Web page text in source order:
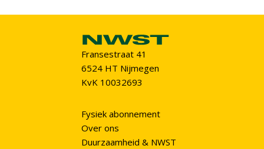
Fransestraat 41
6524 HT Nijmegen
KvK 10032693
Fysiek abonnement
Over ons
Duurzaamheid & NWST